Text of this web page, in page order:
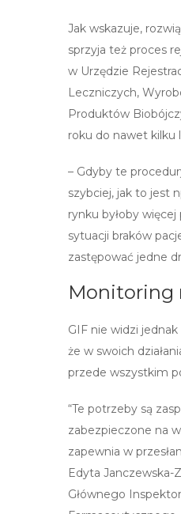
Jak wskazuje,
sprzyja też proces
w Urzędzie
Leczniczych,
Produktów
roku do nawet kilku
– Gdyby te
szybciej, jak to jest
rynku byłoby
sytuacji braków
zastępować jedne
Monitoring
GIF nie widzi
że w swoich
przede wszystkim
“Te potrzeby są
zabezpieczone na
zapewnia w
Edyta Janczewska-
Głównego